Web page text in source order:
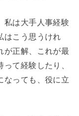
私は大手人事経験
はこう思うけれ
が正解、これが最
て経験したり、
なっても、役に立